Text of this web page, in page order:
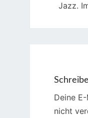
Jazz.
Deine
nicht